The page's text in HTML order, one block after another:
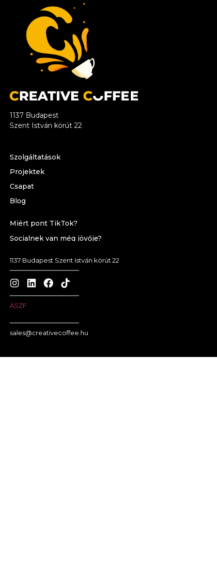
1137 Budapest
Szent István körút 22
Szolgáltatások
Projektek
Csapat
Blog
Miért pont TikTok?
Socialnek van még jövője?
1137 Budapest Szent István körút 22
ÁSZF
sales@creativecoffee.hu